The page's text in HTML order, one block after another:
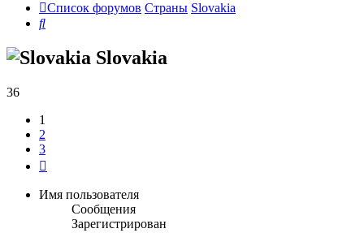
Список форумов Страны Slovakia
Поиск
Slovakia
36
1
2
3
Имя пользователя
Сообщения
Зарегистрирован